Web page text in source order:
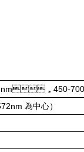
143nm，450-
為中心）